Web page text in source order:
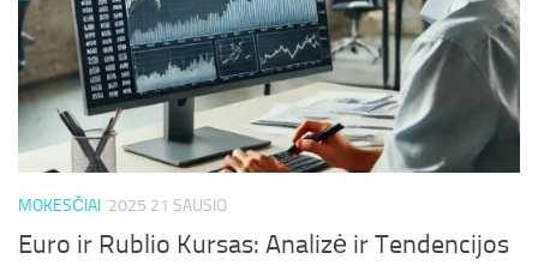
MOKESČIAI 2025 21 SAUSIO
Euro ir Rublio Kursas: Analizė ir Tendencijos